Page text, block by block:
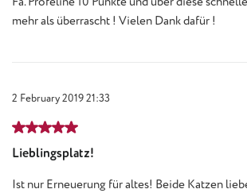
mehr als überrascht ! Vielen Dank dafür !
2 February 2019 21:33
Review with rating of 5 out of 5 stars
Lieblingsplatz!
Ist nur Erneuerung für altes! Beide Katzen